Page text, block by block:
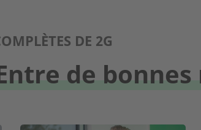
DE 2G
de bonnes